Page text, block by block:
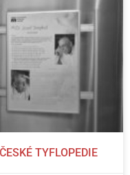
TYFLOPEDIE